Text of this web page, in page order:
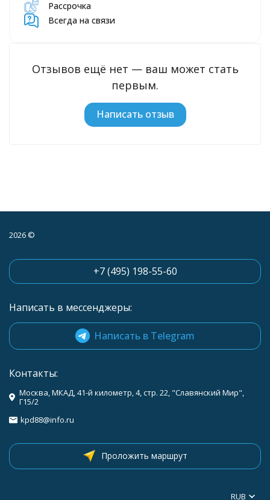
Рассрочка
Всегда на связи
Отзывов ещё нет — ваш может стать
первым.
Написать отзыв
2026 ©
+7 (495) 198-55-60
Написать в мессенджеры:
Написать в Telegram
Контакты:
Москва, МКАД, 41-й километр, 4, стр. 22, "Славянский Мир",
Г15/2
kpd88@info.ru
Проложить маршрут
RUB